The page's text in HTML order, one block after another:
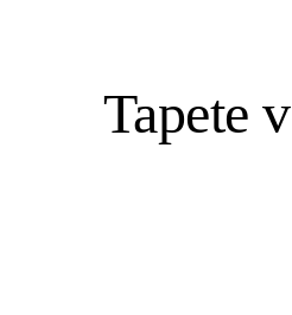
Tapete